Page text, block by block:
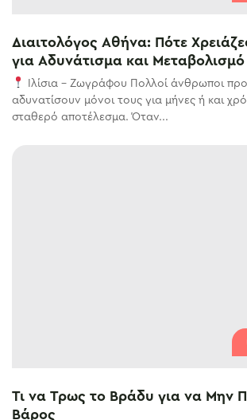
Διαιτολόγος Αθήνα: Πότε
για Αδυνάτισμα και Μεταβολισμό
Ιλίσια – Ζωγράφου Πολλοί άνθρωποι
αδυνατίσουν μόνοι τους για μήνες ή και
σταθερό αποτέλεσμα. Όταν...
Τι να Τρως το Βράδυ για να Μην
Βάρος